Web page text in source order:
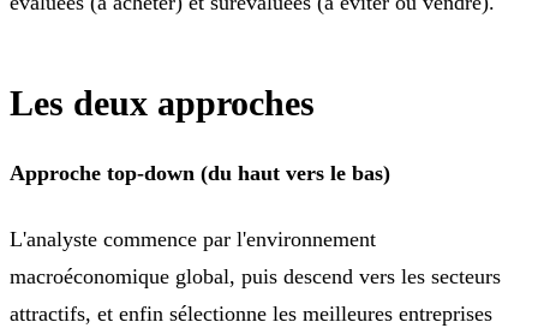
Les deux approches
Approche top-down (du haut vers le bas)
L'analyste commence par l'environnement
macroéconomique global, puis descend vers les secteurs
attractifs, et enfin sélectionne les meilleures entreprises